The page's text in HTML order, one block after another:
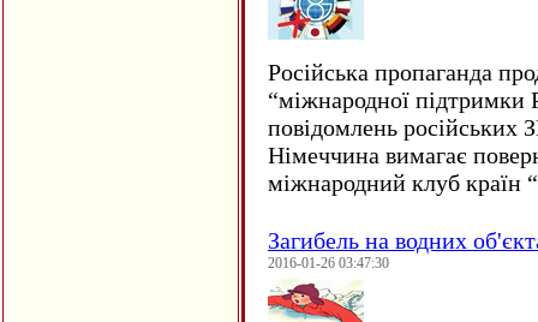
Російська пропаганда
“міжнародної підтримки
повідомлень російських
Німеччина вимагає
міжнародний клуб країн
Загибель на водних
2016-01-26 03:47:30